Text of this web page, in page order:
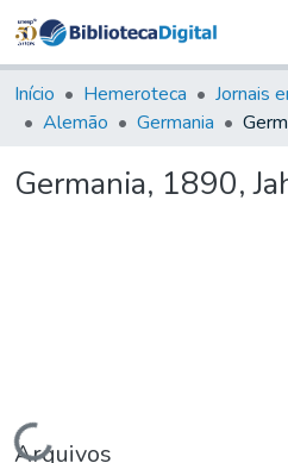
&
Tudo
Início Hemeroteca
Alemão
Germania
Germania, 1890,
Carregando...
Arquivos